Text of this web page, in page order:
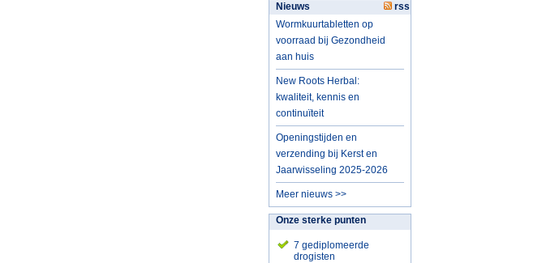
Nieuws
rss
Wormkuurtabletten op
voorraad bij Gezondheid
aan huis
New Roots Herbal:
kwaliteit, kennis en
continuïteit
Openingstijden en
verzending bij Kerst en
Jaarwisseling 2025-2026
Meer nieuws >>
Onze sterke punten
7 gediplomeerde
drogisten